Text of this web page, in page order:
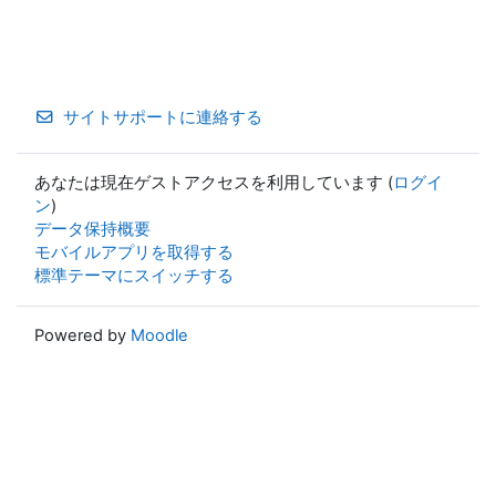
サイトサポートに連絡する
あなたは現在ゲストアクセスを利用しています (ログイ
ン)
データ保持概要
モバイルアプリを取得する
標準テーマにスイッチする
Powered by Moodle